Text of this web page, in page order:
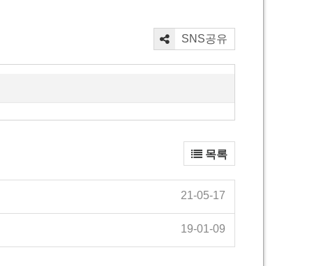
SNS공유
목록
21-05-17
19-01-09